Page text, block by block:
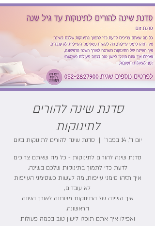
סדנת שינה להורים
לתינוקות
יום ד׳, 14 בפבר׳
  |
סדנת שינה להורים לתינוקות בזום
סדנת שינה להורים לתינוקות - כל מה שאתם צריכים
איך תזהו סימני עייפות, מה לעשות כשסימני העייפות
איך השינה של התינוקות משתנה לאורך השנה
ואפילו איך אתם תוכלו לישון טוב בכמה פעולות